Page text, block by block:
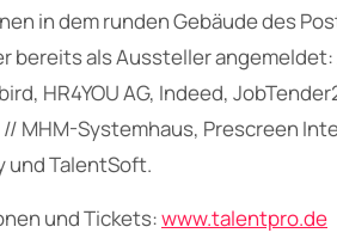
in dem runden Gebäude des
bereits als Aussteller
HR4YOU AG, Indeed,
// MHM-Systemhaus, Prescreen
und TalentSoft.
und Tickets:www.talentpro.de